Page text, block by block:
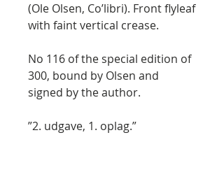
(Ole Olsen, Co’libri). Front flyleaf
with faint vertical crease.
No 116 of the special edition of
300, bound by Olsen and
signed by the author.
”2. udgave, 1. oplag.”